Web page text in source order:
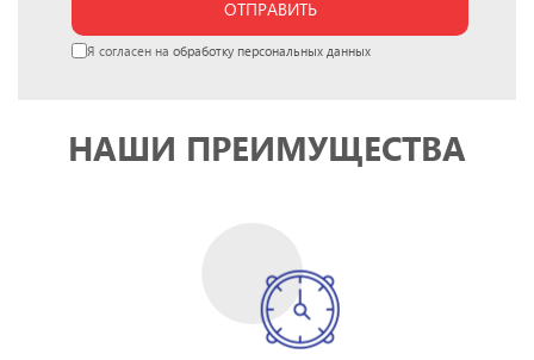
ОТПРАВИТЬ
Я согласен на обработку персональных данных
НАШИ ПРЕИМУЩЕСТВА